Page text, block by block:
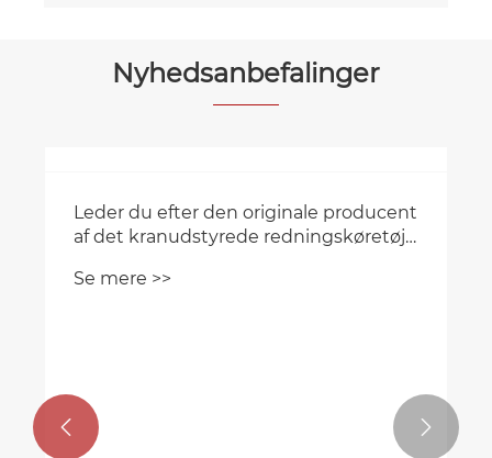
Nyhedsanbefalinger
 